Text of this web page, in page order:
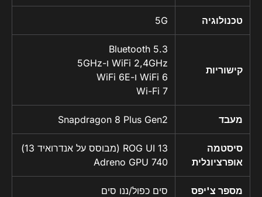
טכנולוגיה 5G
קישוריות
Bluetooth 5.3
WiFi 2,4GHz ו-5GHz
WiFi 6 ו-WiFi 6E
Wi-Fi 7
מעבד Snapdragon 8 Plus Gen2
סיסטמה
אופרציונלית
ROG UI 13 (מבוסס על אנדרואיד 13)
Adreno GPU 740
מספר צ'יפס סים כפול/ננו סים